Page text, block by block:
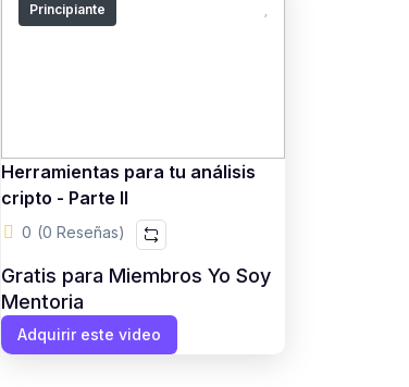
Principiante
Herramientas para tu análisis
cripto - Parte II
0 (0 Reseñas)
Gratis para Miembros Yo Soy
Mentoria
Adquirir este video